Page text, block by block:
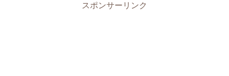
スポンサーリンク